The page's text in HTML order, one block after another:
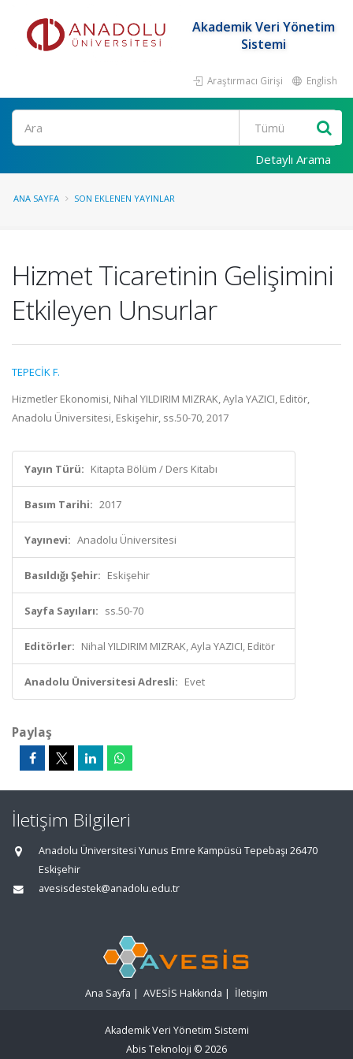
Akademik Veri Yönetim
Sistemi
Araştırmacı Girişi English
Ara
Detaylı Arama
ANA SAYFA SON EKLENEN YAYINLAR
Hizmet Ticaretinin Gelişimini
Etkileyen Unsurlar
TEPECİK F.
Hizmetler Ekonomisi, Nihal YILDIRIM MIZRAK, Ayla YAZICI, Editör,
Anadolu Üniversitesi, Eskişehir, ss.50-70, 2017
Yayın Türü: Kitapta Bölüm / Ders Kitabı
Basım Tarihi: 2017
Yayınevi: Anadolu Üniversitesi
Basıldığı Şehir: Eskişehir
Sayfa Sayıları: ss.50-70
Editörler: Nihal YILDIRIM MIZRAK, Ayla YAZICI, Editör
Anadolu Üniversitesi Adresli: Evet
Paylaş
İletişim Bilgileri
Anadolu Üniversitesi Yunus Emre Kampüsü Tepebaşı 26470
Eskişehir
avesisdestek@anadolu.edu.tr
Ana Sayfa | AVESİS Hakkında | İletişim
Akademik Veri Yönetim Sistemi
Abis Teknoloji © 2026